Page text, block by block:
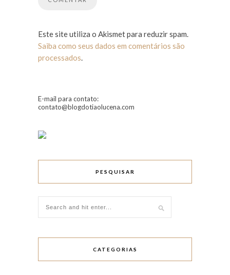
Este site utiliza o Akismet para reduzir spam.
Saiba como seus dados em comentários são
processados.
E-mail para contato:
contato@blogdotiaolucena.com
PESQUISAR
CATEGORIAS